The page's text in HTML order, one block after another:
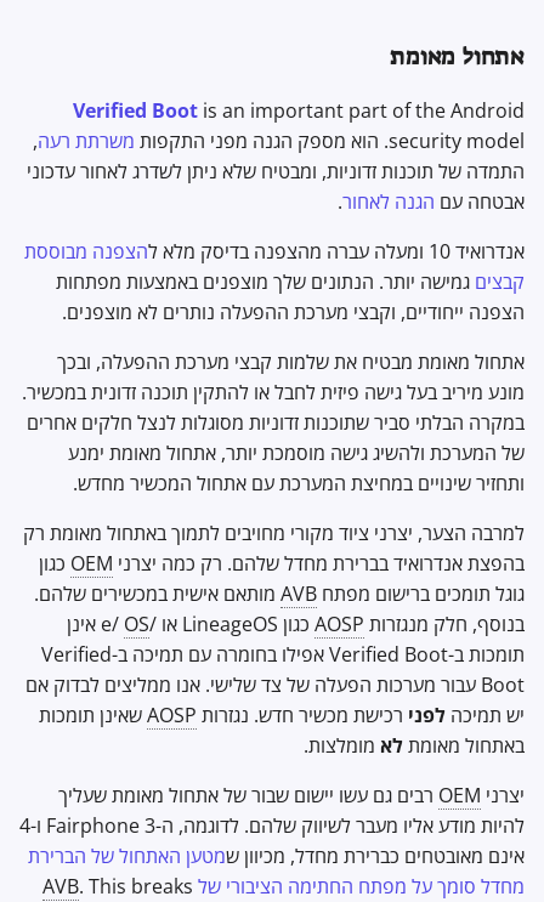
ח
פ
ש
עדכוני מערכת Google Play
מזהה פרסום
SafetyNet ו-Play Integrity API
Authentication
צוברי חדשות
פנקס רשימות
Office Suites
מנהלי סיסמאות
Pastebins
תקשורת בזמן אמת
Social Networks
אתחול מאומת
Verified Boot is an important part of the Android
security model. הוא מספק הגנה מפני התקפות
משרתת רעה,
התמדה של תוכנות זדוניות, ומבטיח שלא ניתן לשדרג לאחור עדכוני
אבטחה עם הגנה לאחור.
אנדרואיד 10 ומעלה עברה מהצפנה בדיסק מלא ל
הצפנה מבוססת
קבצים גמישה יותר. הנתונים שלך מוצפנים באמצעות מפתחות
הצפנה ייחודיים, וקבצי מערכת ההפעלה נותרים לא מוצפנים.
אתחול מאומת מבטיח את שלמות קבצי מערכת ההפעלה, ובכך
מונע מיריב בעל גישה פיזית לחבל או להתקין תוכנה זדונית במכשיר.
במקרה הבלתי סביר שתוכנות זדוניות מסוגלות לנצל חלקים אחרים
של המערכת ולהשיג גישה מוסמכת יותר, אתחול מאומת ימנע
ותחזיר שינויים במחיצת המערכת עם אתחול המכשיר מחדש.
למרבה הצער, יצרני ציוד מקורי מחויבים לתמוך באתחול מאומת רק
בהפצת אנדרואיד בברירת מחדל שלהם. רק כמה יצרני OEM כגון
גוגל תומכים ברישום מפתח AVB מותאם אישית במכשירים שלהם.
בנוסף, חלק מנגזרות AOSP כגון LineageOS או /e/ OS
אינן
תומכות ב-Verified Boot אפילו בחומרה עם תמיכה ב-Verified
Boot עבור מערכות הפעלה של צד שלישי. אנו ממליצים לבדוק אם
יש תמיכה לפני רכישת מכשיר חדש. נגזרות AOSPשאינן תומכות
באתחול מאומתלא מומלצות.
יצרני OEM רבים גם עשו יישום שבור של אתחול מאומת שעליך
להיות מודע אליו מעבר לשיווק שלהם. לדוגמה, ה-Fairphone 3 ו-4
אינם מאובטחים כברירת מחדל, מכיוון שמטען האתחול של הברירת
מחדל סומך על מפתח החתימה הציבורי של
AVB. This breaks